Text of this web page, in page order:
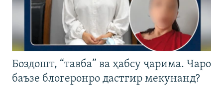
Боздошт, “тавба” ва ҳабсу ҷарима. Чаро
баъзе блогеронро дастгир мекунанд?